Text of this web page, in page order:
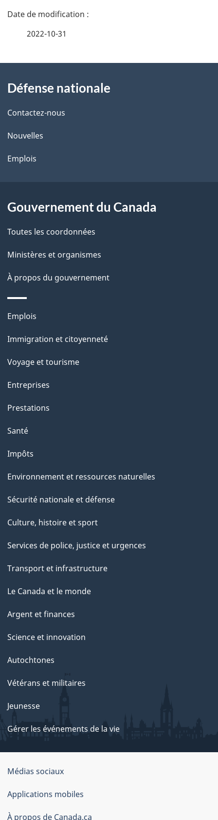
D
i
l
s
d
l
p
a
g
e
2022-10-31
propos
de
ce
site
Défense nationale
Contactez-nous
Nouvelles
Emplois
Gouvernement du Canada
Toutes les coordonnées
Ministères et organismes
À propos du gouvernement
Thèmes
sujets
Emplois
Immigration et citoyenneté
Voyage et tourisme
Entreprises
Prestations
Santé
Impôts
Environnement et ressources naturelles
Sécurité nationale et défense
Culture, histoire et sport
Services de police, justice et urgences
Transport et infrastructure
Le Canada et le monde
Argent et finances
Science et innovation
Autochtones
Vétérans et militaires
Jeunesse
Gérer les événements de la vie
Organisation
du
gouvernement
Médias sociaux
Applications mobiles
À propos de Canada.ca